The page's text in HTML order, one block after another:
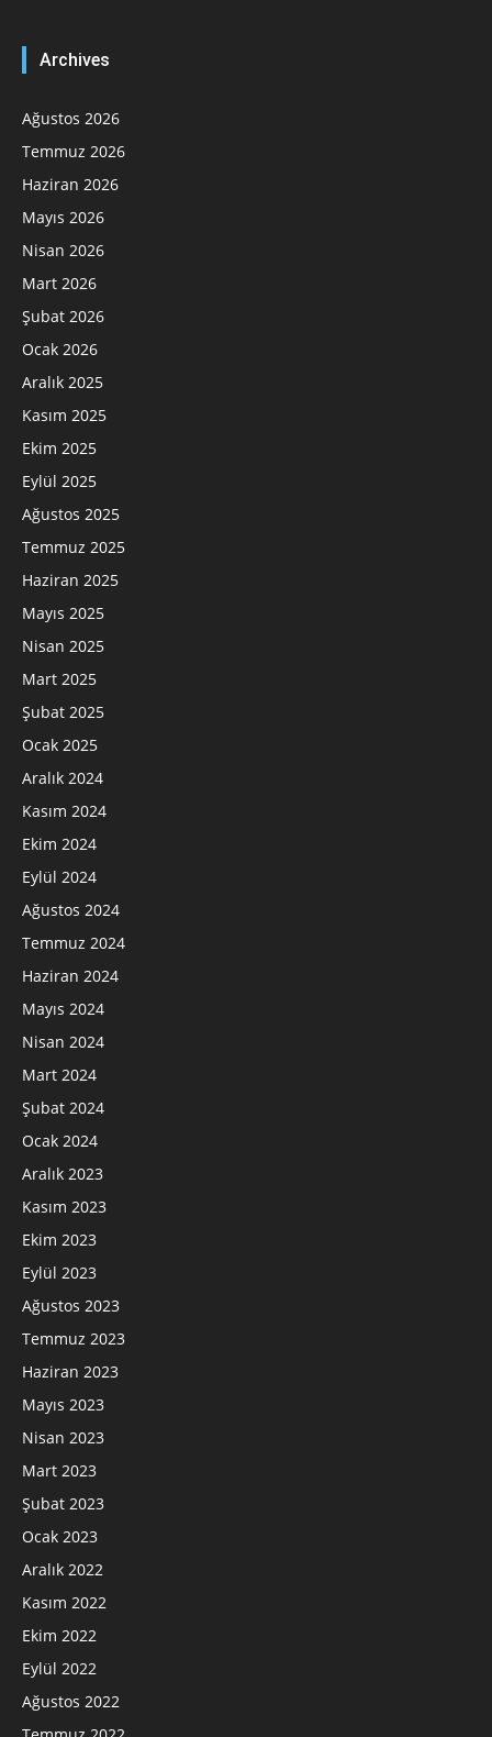
Archives
Ağustos 2026
Temmuz 2026
Haziran 2026
Mayıs 2026
Nisan 2026
Mart 2026
Şubat 2026
Ocak 2026
Aralık 2025
Kasım 2025
Ekim 2025
Eylül 2025
Ağustos 2025
Temmuz 2025
Haziran 2025
Mayıs 2025
Nisan 2025
Mart 2025
Şubat 2025
Ocak 2025
Aralık 2024
Kasım 2024
Ekim 2024
Eylül 2024
Ağustos 2024
Temmuz 2024
Haziran 2024
Mayıs 2024
Nisan 2024
Mart 2024
Şubat 2024
Ocak 2024
Aralık 2023
Kasım 2023
Ekim 2023
Eylül 2023
Ağustos 2023
Temmuz 2023
Haziran 2023
Mayıs 2023
Nisan 2023
Mart 2023
Şubat 2023
Ocak 2023
Aralık 2022
Kasım 2022
Ekim 2022
Eylül 2022
Ağustos 2022